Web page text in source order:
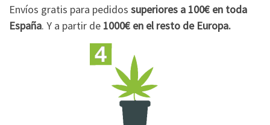
Envíos gratis para pedidos superiores a 100€ en toda
España. Y a partir de 1000€ en el resto de Europa.